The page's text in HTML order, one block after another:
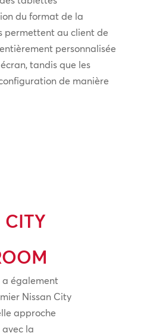
du format de la
permettent au client de
personnalisée
tandis que les
de manière
CITY
a également
Nissan City
approche
la